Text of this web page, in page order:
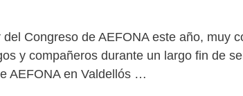
Congreso de AEFONA este año, muy
y compañeros durante un largo fin de
AEFONA en Valdellós …